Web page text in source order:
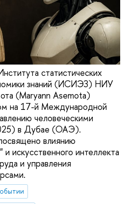
статистических
знаний (ИСИЭЗ) НИУ
(Maryann Asemota)
на 17-й Международной
человеческими
в Дубае (ОАЭ).
влиянию
и искусственного интеллекта
и управления